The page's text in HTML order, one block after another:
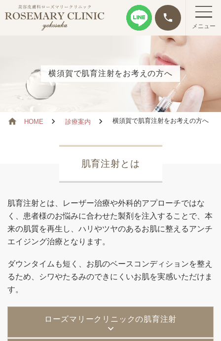
phone
メニュー
横須賀で肌育注射をお考えの方へ
HOME 診療案内 横須賀で肌育注射をお考えの方へ
肌育注射とは
肌育注射とは、レーザー治療や外科的アプローチではな
く、患者様のお悩みに合わせた製剤を注入することで、本
来の肌質を再生し、ハリやツヤのあるお肌に整えるアンチ
エイジング治療となります。
ダウンタイムも短く、お肌のベースコンディションを整え
るため、シワやたるみのできにくいお肌を実感いただけま
す。
ローズマリークリニックの肌育注射